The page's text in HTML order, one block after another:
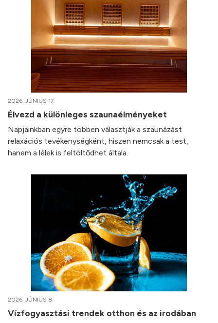
2026. JÚNIUS 17.
Élvezd a különleges szaunaélményeket
Napjainkban egyre többen választják a szaunázást
relaxációs tevékenységként, hiszen nemcsak a test,
hanem a lélek is feltöltődhet általa.
2026. JÚNIUS 8.
Vízfogyasztási trendek otthon és az irodában